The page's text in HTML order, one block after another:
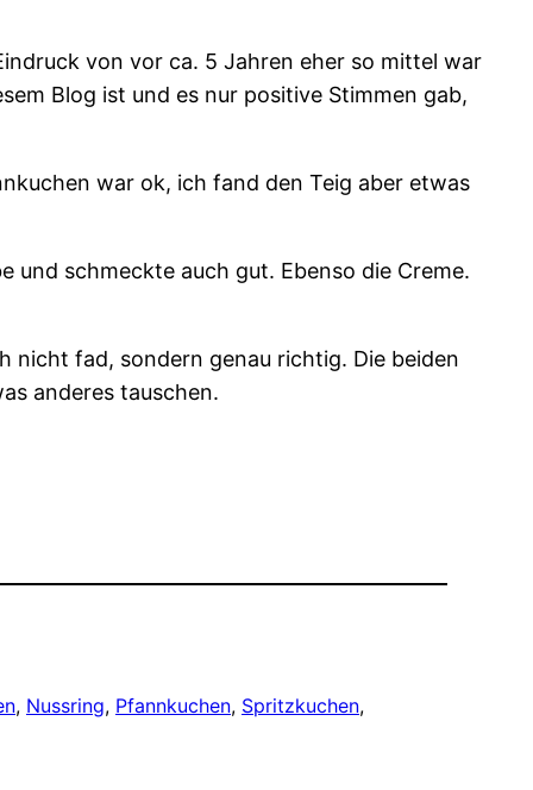
von vor ca. 5 Jahren eher so mittel war
Blog ist und es nur positive Stimmen gab,
war ok, ich fand den Teig aber etwas
und schmeckte auch gut. Ebenso die Creme.
fad, sondern genau richtig. Die beiden
anderes tauschen.
, Nussring, Pfannkuchen, Spritzkuchen